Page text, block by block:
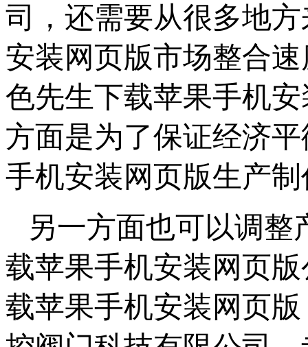
司，还需要从很多地
安装网页版市场整合速
色先生下载苹果手机安
方面是为了保证经济平
手机安装网页版生产制
另一方面也可以调整
载苹果手机安装网页版
载苹果手机安装网页版